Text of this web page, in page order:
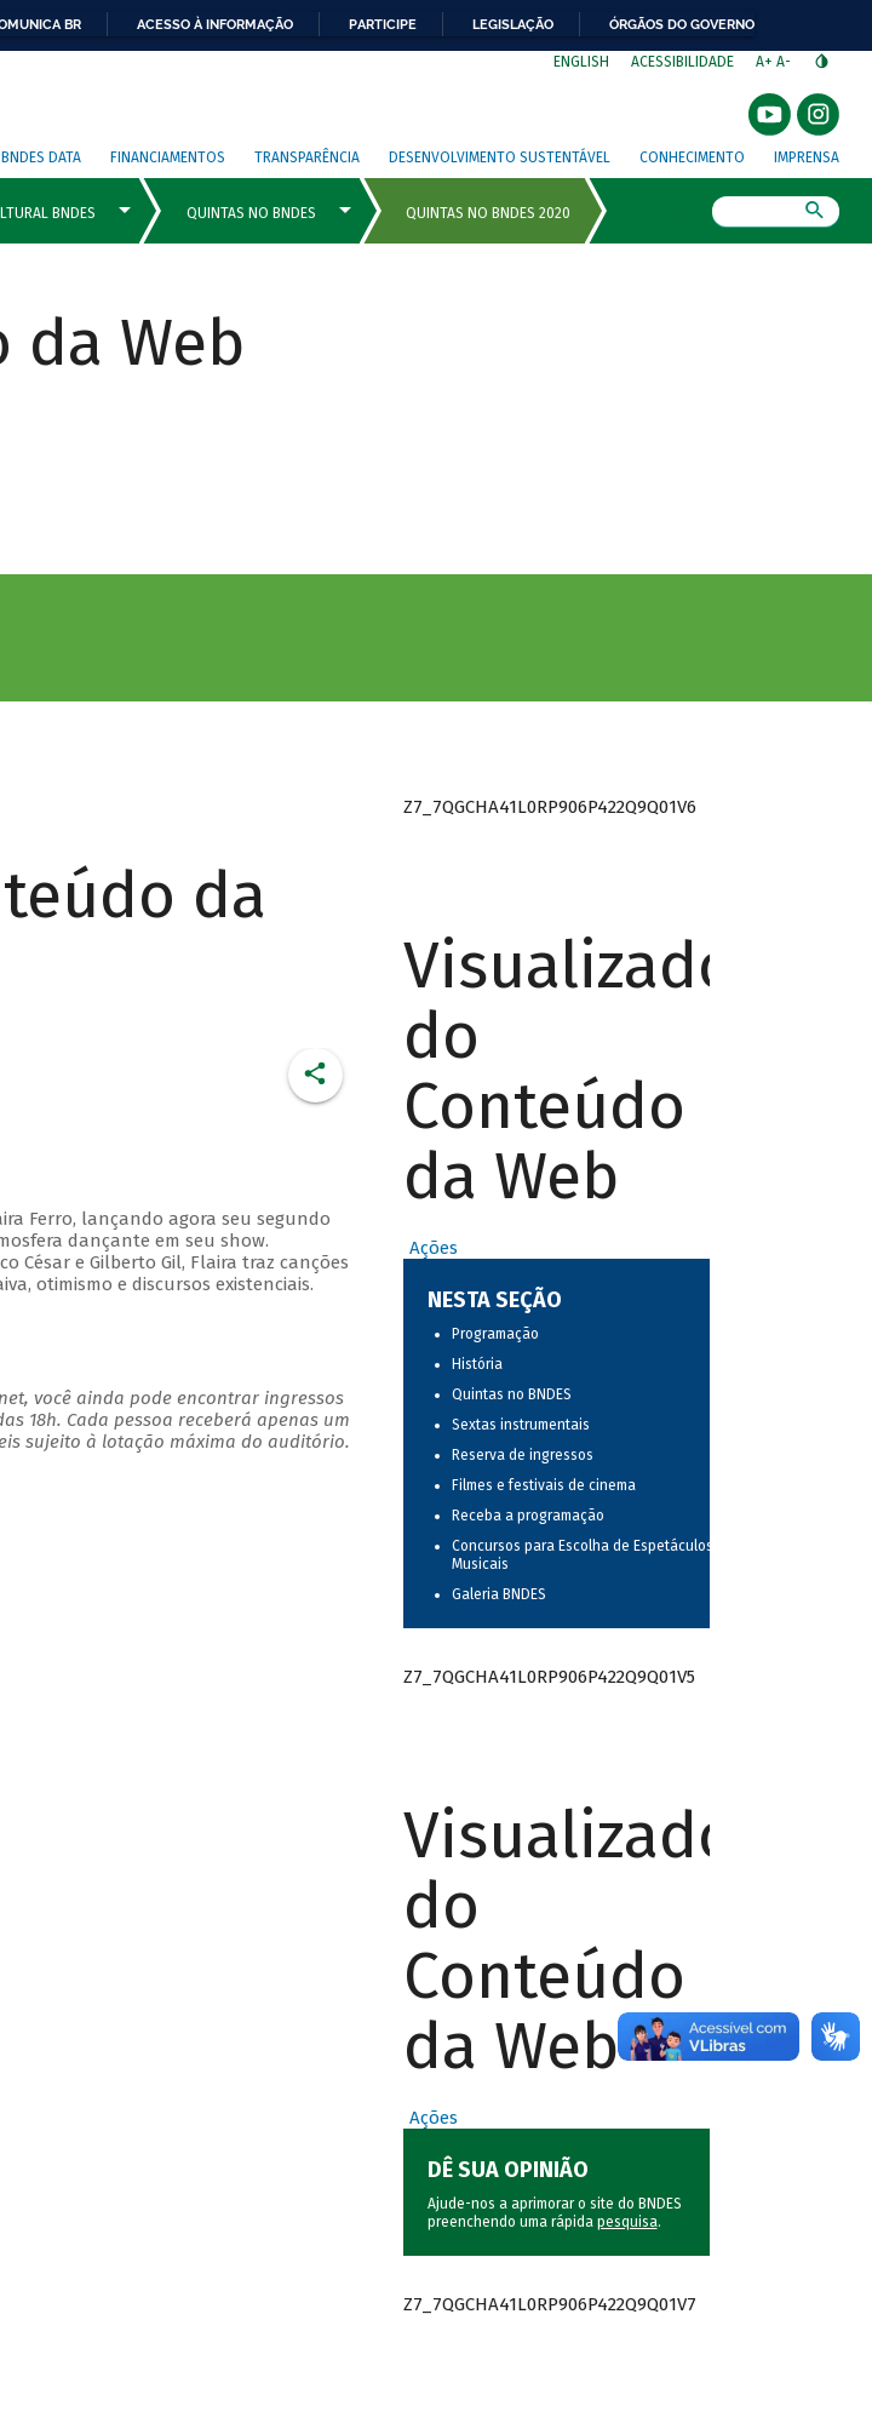
BR ACESSO À INFORMAÇÃO PARTICIPE LEGISLAÇÃO ÓRGÃOS DO GOVERNO
ENGLISH ACESSIBILIDADE A+ A-
BNDES DATA FINANCIAMENTOS TRANSPARÊNCIA DESENVOLVIMENTO SUSTENTÁVEL CONHECIMENTO IMPRENSA
Web
da
Ferro, lançando agora seu segundo
dançante em seu show.
César e Gilberto Gil, Flaira traz canções
otimismo e discursos existenciais.
você ainda pode encontrar ingressos
18h. Cada pessoa receberá apenas um
sujeito à lotação máxima do auditório.
Z7_7QGCHA41L0RP906P422Q9Q01V6
Visualizador
do
Conteúdo
da Web
Ações
NESTA SEÇÃO
Programação
História
Quintas no BNDES
Sextas instrumentais
Reserva de ingressos
Filmes e festivais de cinema
Receba a programação
Concursos para Escolha de Espetáculos
Musicais
Galeria BNDES
Z7_7QGCHA41L0RP906P422Q9Q01V5
Visualizador
do
Conteúdo
da Web
Ações
DÊ SUA OPINIÃO
Ajude-nos a aprimorar o site do BNDES
preenchendo uma rápida pesquisa.
Z7_7QGCHA41L0RP906P422Q9Q01V7